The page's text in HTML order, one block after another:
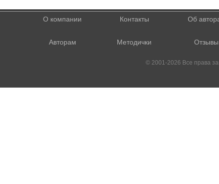
О компании Контакты Об
Авторам Методички Отзывы
© 2001-2026 Все права